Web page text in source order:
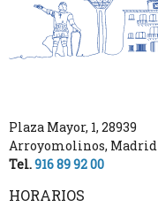
Plaza Mayor, 1, 28939
Arroyomolinos, Madrid
Tel.916 89 92 00
HORARIOS